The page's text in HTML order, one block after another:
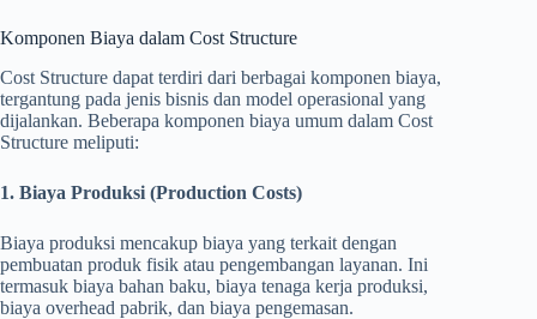
Komponen Biaya dalam Cost Structure
Cost Structure dapat terdiri dari berbagai komponen biaya,
tergantung pada jenis bisnis dan model operasional yang
dijalankan. Beberapa komponen biaya umum dalam Cost
Structure meliputi:
1. Biaya Produksi (Production Costs)
Biaya produksi mencakup biaya yang terkait dengan
pembuatan produk fisik atau pengembangan layanan. Ini
termasuk biaya bahan baku, biaya tenaga kerja produksi,
biaya overhead pabrik, dan biaya pengemasan.